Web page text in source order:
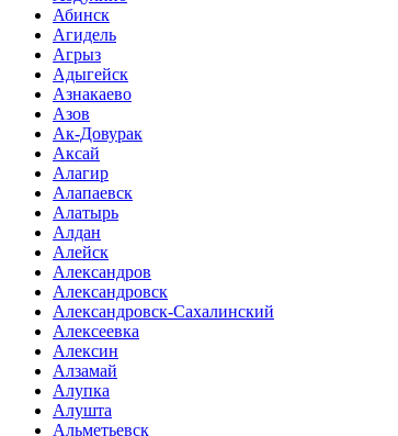
Абинск
Агидель
Агрыз
Адыгейск
Азнакаево
Азов
Ак-Довурак
Аксай
Алагир
Алапаевск
Алатырь
Алдан
Алейск
Александров
Александровск
Александровск-Сахалинский
Алексеевка
Алексин
Алзамай
Алупка
Алушта
Альметьевск